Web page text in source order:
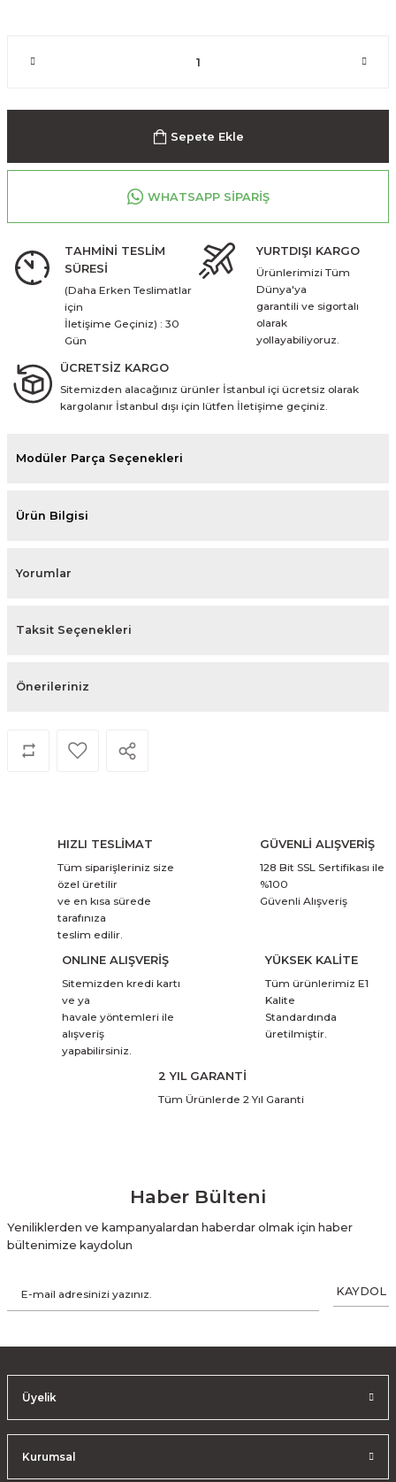
Sepete Ekle
WHATSAPP SİPARİŞ
TAHMİNİ TESLİM
SÜRESİ
(Daha Erken Teslimatlar
için
İletişime Geçiniz) : 30
Gün
YURTDIŞI KARGO
Ürünlerimizi Tüm
Dünya'ya
garantili ve sigortalı
olarak
yollayabiliyoruz.
ÜCRETSİZ KARGO
Sitemizden alacağınız ürünler İstanbul içi ücretsiz olarak
kargolanır İstanbul dışı için lütfen İletişime geçiniz.
Modüler Parça Seçenekleri
Ürün Bilgisi
Yorumlar
Taksit Seçenekleri
Önerileriniz
HIZLI TESLİMAT
Tüm siparişleriniz size
özel üretilir
ve en kısa sürede
tarafınıza
teslim edilir.
GÜVENLİ ALIŞVERİŞ
128 Bit SSL Sertifikası ile
%100
Güvenli Alışveriş
ONLINE ALIŞVERİŞ
Sitemizden kredi kartı
ve ya
havale yöntemleri ile
alışveriş
yapabilirsiniz.
YÜKSEK KALİTE
Tüm ürünlerimiz E1
Kalite
Standardında
üretilmiştir.
2 YIL GARANTİ
Tüm Ürünlerde 2 Yıl Garanti
Haber Bülteni
Yeniliklerden ve kampanyalardan haberdar olmak için haber
bültenimize kaydolun
KAYDOL
Üyelik
Kurumsal